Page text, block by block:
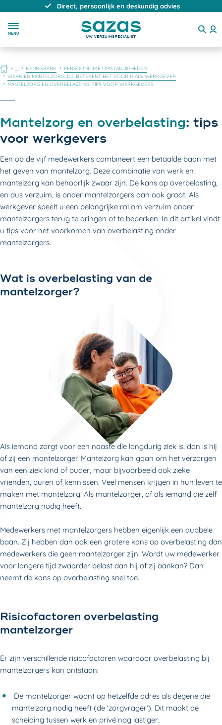
Direct, persoonlijk en deskundig advies
MENU
HOME KENNISBANK
PERSOONLIJKE OMSTANDIGHEDEN
WERK EN MANTELZORG: DIT BETEKENT HET VOOR U ALS WERKGEVER
MANTELZORG EN OVERBELASTING: TIPS VOOR WERKGEVERS
Mantelzorg en overbelasting: tips
voor werkgevers
Een op de vijf medewerkers combineert een betaalde baan met
het geven van mantelzorg. Deze combinatie van werk en
mantelzorg kan behoorlijk zwaar zijn. De kans op overbelasting,
en dus verzuim, is onder mantelzorgers dan ook groot. Als
werkgever speelt u een belangrijke rol om verzuim onder
mantelzorgers terug te dringen of te beperken. In dit artikel vindt
u tips voor het voorkomen van overbelasting onder
mantelzorgers.
Wat is overbelasting van de
mantelzorger?
Als iemand zorgt voor een naaste die langdurig ziek is, dan is hij
of zij een mantelzorger. Mantelzorg kan gaan om het verzorgen
van een ziek kind of ouder, maar bijvoorbeeld ook zieke
vrienden, buren of kennissen. Veel mensen krijgen in hun leven te
maken met mantelzorg. Als mantelzorger, of als iemand die zélf
mantelzorg nodig heeft.
Medewerkers met mantelzorgers hebben eigenlijk een dubbele
baan. Zij hebben dan ook een grotere kans op overbelasting dan
medewerkers die geen mantelzorger zijn. Wordt uw medewerker
voor langere tijd zwaarder belast dan hij of zij aankan? Dan
neemt de kans op overbelasting snel toe.
Risicofactoren overbelasting
mantelzorger
Er zijn verschillende risicofactoren waardoor overbelasting bij
mantelzorgers kan ontstaan:
De mantelzorger woont op hetzelfde adres als degene die
mantelzorg nodig heeft (de ‘zorgvrager’). Dit maakt de
scheiding tussen werk en privé nog lastiger;